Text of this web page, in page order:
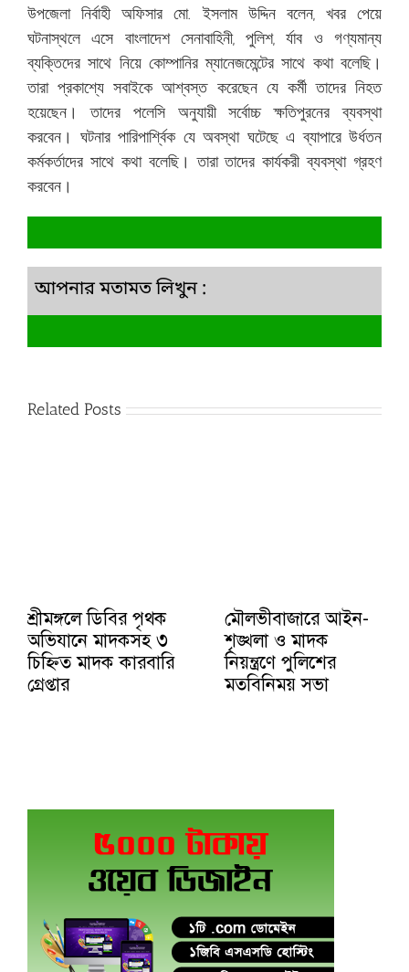
উপজেলা নির্বাহী অফিসার মো. ইসলাম উদ্দিন বলেন, খবর পেয়ে
ঘটনাস্থলে এসে বাংলাদেশ সেনাবাহিনী, পুলিশ, র্যাব ও গণ্যমান্য
ব্যক্তিদের সাথে নিয়ে কোম্পানির ম্যানেজমেন্টের সাথে কথা বলেছি।
তারা প্রকাশ্যে সবাইকে আশ্বস্ত করেছেন যে কর্মী তাদের নিহত
হয়েছেন। তাদের পলেসি অনুযায়ী সর্বোচ্চ ক্ষতিপুরনের ব্যবস্থা
করবেন। ঘটনার পারিপার্শ্বিক যে অবস্থা ঘটেছে এ ব্যাপারে উর্ধতন
কর্মকর্তাদের সাথে কথা বলেছি। তারা তাদের কার্যকরী ব্যবস্থা গ্রহণ
করবেন।
আপনার মতামত লিখুন :
Related Posts
শ্রীমঙ্গলে ডিবির পৃথক
অভিযানে মাদকসহ ৩
চিহ্নিত মাদক কারবারি
গ্রেপ্তার
মৌলভীবাজারে আইন-
শৃঙ্খলা ও মাদক
নিয়ন্ত্রণে পুলিশের
মতবিনিময় সভা